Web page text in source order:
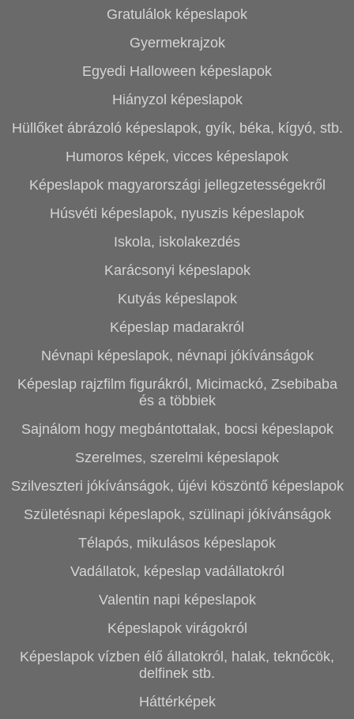
Gratulálok képeslapok
Gyermekrajzok
Egyedi Halloween képeslapok
Hiányzol képeslapok
Hüllőket ábrázoló képeslapok, gyík, béka, kígyó, stb.
Humoros képek, vicces képeslapok
Képeslapok magyarországi jellegzetességekről
Húsvéti képeslapok, nyuszis képeslapok
Iskola, iskolakezdés
Karácsonyi képeslapok
Kutyás képeslapok
Képeslap madarakról
Névnapi képeslapok, névnapi jókívánságok
Képeslap rajzfilm figurákról, Micimackó, Zsebibaba
és a többiek
Sajnálom hogy megbántottalak, bocsi képeslapok
Szerelmes, szerelmi képeslapok
Szilveszteri jókívánságok, újévi köszöntő képeslapok
Születésnapi képeslapok, szülinapi jókívánságok
Télapós, mikulásos képeslapok
Vadállatok, képeslap vadállatokról
Valentin napi képeslapok
Képeslapok virágokról
Képeslapok vízben élő állatokról, halak, teknőcök,
delfinek stb.
Háttérképek